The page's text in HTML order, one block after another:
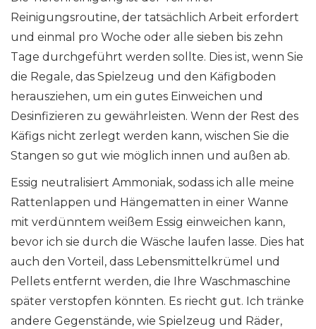
Reinigungsroutine, der tatsächlich Arbeit erfordert
und einmal pro Woche oder alle sieben bis zehn
Tage durchgeführt werden sollte. Dies ist, wenn Sie
die Regale, das Spielzeug und den Käfigboden
herausziehen, um ein gutes Einweichen und
Desinfizieren zu gewährleisten. Wenn der Rest des
Käfigs nicht zerlegt werden kann, wischen Sie die
Stangen so gut wie möglich innen und außen ab.
Essig neutralisiert Ammoniak, sodass ich alle meine
Rattenlappen und Hängematten in einer Wanne
mit verdünntem weißem Essig einweichen kann,
bevor ich sie durch die Wäsche laufen lasse. Dies hat
auch den Vorteil, dass Lebensmittelkrümel und
Pellets entfernt werden, die Ihre Waschmaschine
später verstopfen könnten. Es riecht gut. Ich tränke
andere Gegenstände, wie Spielzeug und Räder,